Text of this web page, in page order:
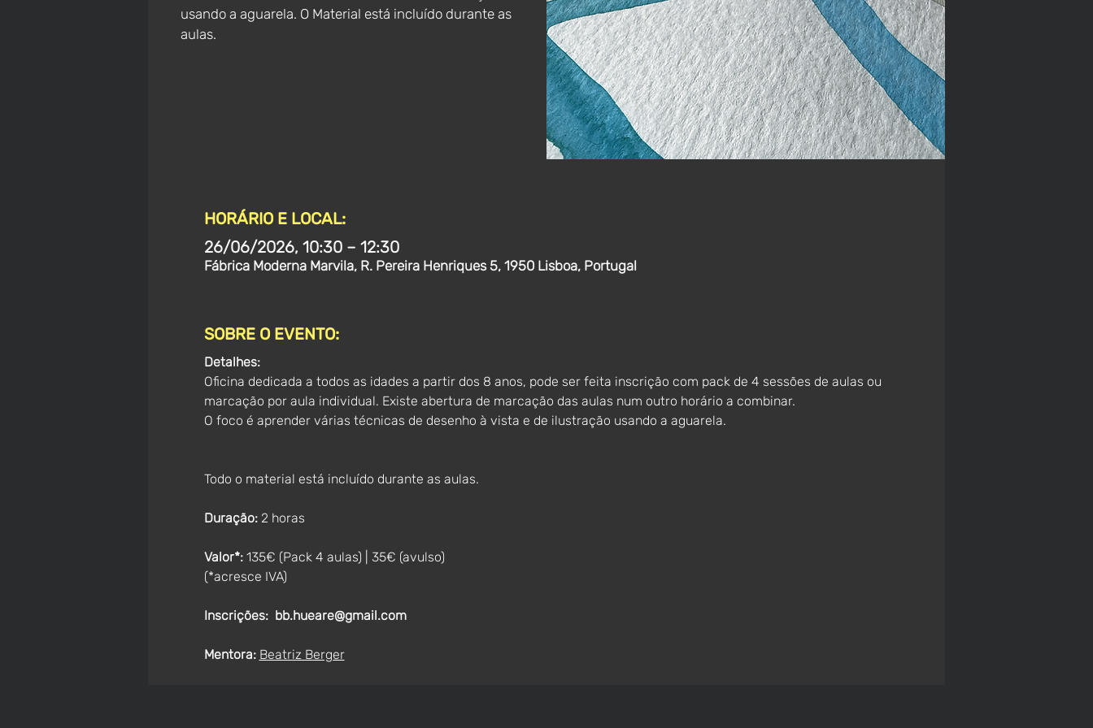
usando a aguarela. O Material está incluído durante as
aulas.
HORÁRIO E LOCAL:
26/06/2026, 10:30 – 12:30
Fábrica Moderna Marvila, R. Pereira Henriques 5, 1950 Lisboa, Portugal
SOBRE O EVENTO:
Detalhes:
Oficina dedicada a todos as idades a partir dos 8 anos, pode ser feita inscrição com pack de 4 sessões de aulas ou
marcação por aula individual. Existe abertura de marcação das aulas num outro horário a combinar.
O foco é aprender várias técnicas de desenho à vista e de ilustração usando a aguarela.
Todo o material está incluído durante as aulas.
Duração: 2 horas
Valor*: 135€ (Pack 4 aulas) | 35€ (avulso)
(*acresce IVA)
Inscrições: bb.hueare@gmail.com
Mentora: Beatriz Berger